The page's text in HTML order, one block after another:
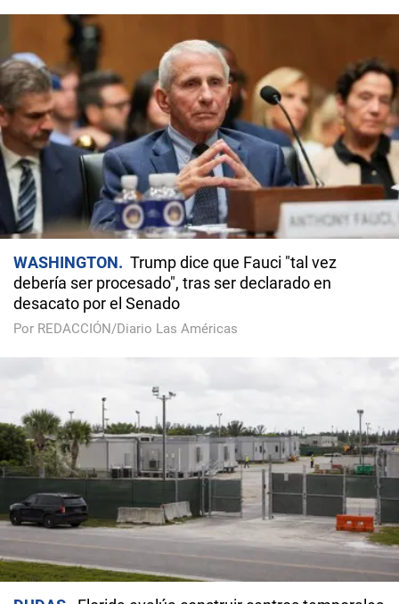
WASHINGTON
Trump dice que Fauci "tal vez
debería ser procesado", tras ser declarado en
desacato por el Senado
Por REDACCIÓN/Diario Las Américas